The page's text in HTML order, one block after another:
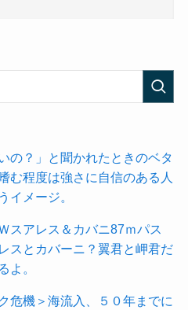
の？」と聞かれたときのベタ
む程度は強さに自信のある人
イメージ。
スアレス＆カバニ87ｍパス
スとカバーニ？翼君と岬君だ
よ。
危機＞海流入、５０年までに